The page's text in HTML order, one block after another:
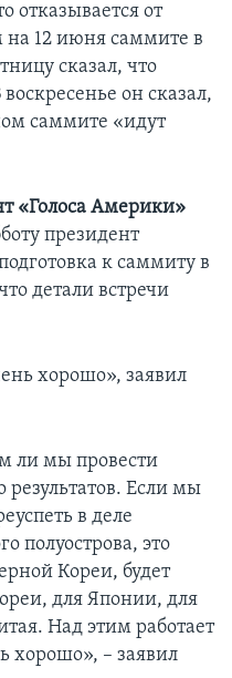
отказывается от
на 12 июня саммите в
сказал, что
он сказал,
саммите «идут
«Голоса Америки»
президент
к саммиту в
детали встречи
хорошо», заявил
ли мы провести
результатов. Если мы
в деле
полуострова, это
Кореи, будет
для Японии, для
Над этим работает
хорошо», – заявил